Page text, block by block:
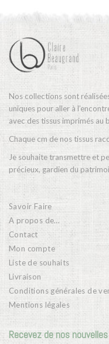
Nos collections sont
uniques pour aller à
avec des tissus imprimés au
Chaque cm de nos tissus
Je souhaite transmettre et
précieux, gardien du
Savoir Faire
A propos de…
Contact
Mon compte
Liste de souhaits
Livraison
Conditions générales de
Mentions légales
Recevez de nos nouvelles